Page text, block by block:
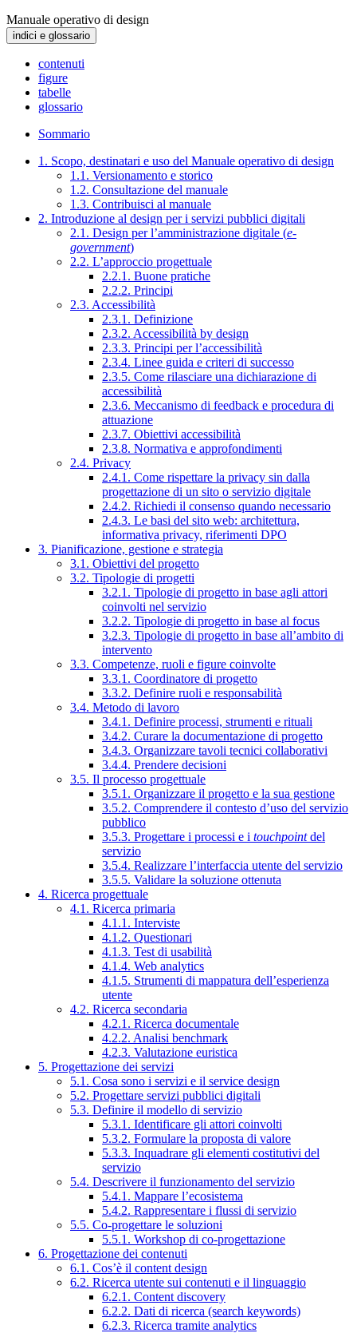
Manuale operativo di design
indici e glossario
contenuti
figure
tabelle
glossario
Sommario
1. Scopo, destinatari e uso del Manuale operativo di design
1.1. Versionamento e storico
1.2. Consultazione del manuale
1.3. Contribuisci al manuale
2. Introduzione al design per i servizi pubblici digitali
2.1. Design per l’amministrazione digitale (e-
government)
2.2. L’approccio progettuale
2.2.1. Buone pratiche
2.2.2. Principi
2.3. Accessibilità
2.3.1. Definizione
2.3.2. Accessibilità by design
2.3.3. Principi per l’accessibilità
2.3.4. Linee guida e criteri di successo
2.3.5. Come rilasciare una dichiarazione di
accessibilità
2.3.6. Meccanismo di feedback e procedura di
attuazione
2.3.7. Obiettivi accessibilità
2.3.8. Normativa e approfondimenti
2.4. Privacy
2.4.1. Come rispettare la privacy sin dalla
progettazione di un sito o servizio digitale
2.4.2. Richiedi il consenso quando necessario
2.4.3. Le basi del sito web: architettura,
informativa privacy, riferimenti DPO
3. Pianificazione, gestione e strategia
3.1. Obiettivi del progetto
3.2. Tipologie di progetti
3.2.1. Tipologie di progetto in base agli attori
coinvolti nel servizio
3.2.2. Tipologie di progetto in base al focus
3.2.3. Tipologie di progetto in base all’ambito di
intervento
3.3. Competenze, ruoli e figure coinvolte
3.3.1. Coordinatore di progetto
3.3.2. Definire ruoli e responsabilità
3.4. Metodo di lavoro
3.4.1. Definire processi, strumenti e rituali
3.4.2. Curare la documentazione di progetto
3.4.3. Organizzare tavoli tecnici collaborativi
3.4.4. Prendere decisioni
3.5. Il processo progettuale
3.5.1. Organizzare il progetto e la sua gestione
3.5.2. Comprendere il contesto d’uso del servizio
pubblico
3.5.3. Progettare i processi e i touchpointdel
servizio
3.5.4. Realizzare l’interfaccia utente del servizio
3.5.5. Validare la soluzione ottenuta
4. Ricerca progettuale
4.1. Ricerca primaria
4.1.1. Interviste
4.1.2. Questionari
4.1.3. Test di usabilità
4.1.4. Web analytics
4.1.5. Strumenti di mappatura dell’esperienza
utente
4.2. Ricerca secondaria
4.2.1. Ricerca documentale
4.2.2. Analisi benchmark
4.2.3. Valutazione euristica
5. Progettazione dei servizi
5.1. Cosa sono i servizi e il service design
5.2. Progettare servizi pubblici digitali
5.3. Definire il modello di servizio
5.3.1. Identificare gli attori coinvolti
5.3.2. Formulare la proposta di valore
5.3.3. Inquadrare gli elementi costitutivi del
servizio
5.4. Descrivere il funzionamento del servizio
5.4.1. Mappare l’ecosistema
5.4.2. Rappresentare i flussi di servizio
5.5. Co-progettare le soluzioni
5.5.1. Workshop di co-progettazione
6. Progettazione dei contenuti
6.1. Cos’è il content design
6.2. Ricerca utente sui contenuti e il linguaggio
6.2.1. Content discovery
6.2.2. Dati di ricerca (search keywords)
6.2.3. Ricerca tramite analytics